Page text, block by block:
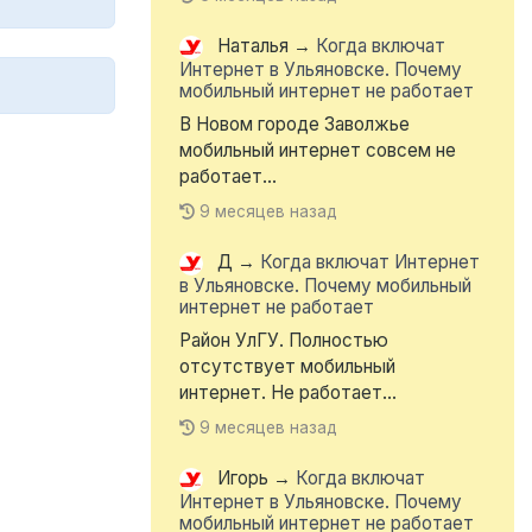
Наталья → Когда включат
Интернет в Ульяновске. Почему
мобильный интернет не работает
В Новом городе Заволжье
мобильный интернет совсем не
работает...
9 месяцев назад
Д → Когда включат Интернет
в Ульяновске. Почему мобильный
интернет не работает
Район УлГУ. Полностью
отсутствует мобильный
интернет. Не работает...
9 месяцев назад
Игорь → Когда включат
Интернет в Ульяновске. Почему
мобильный интернет не работает